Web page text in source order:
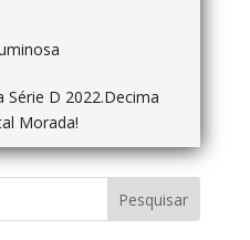
D 2022.Decima
Morada!